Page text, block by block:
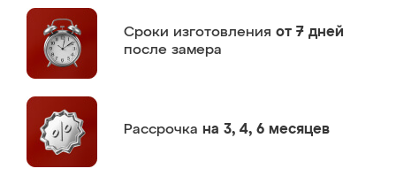
Сроки изготовления от 7 дней
после замера
Рассрочка на 3, 4, 6 месяцев